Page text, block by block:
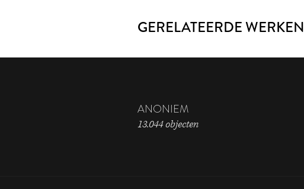
GERELATEERDE WERKEN
ANONIEM
13.044 objecten